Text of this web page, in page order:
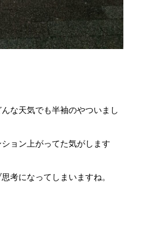
な天気でも半袖のやついまし
ョン上がってた気がします
考になってしまいますね。